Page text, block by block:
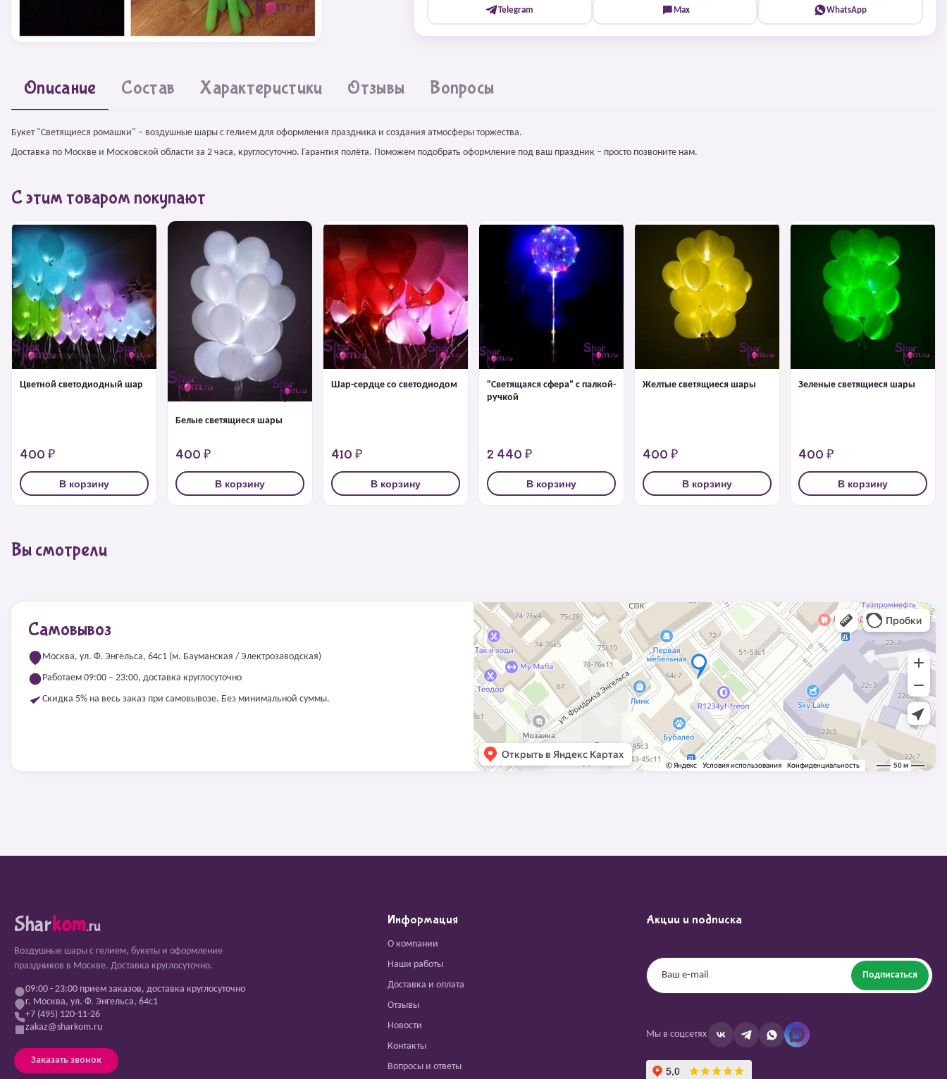
Telegram Max WhatsApp
Описание Состав Характеристики Отзывы Вопросы
Букет "Светящиеся ромашки" – воздушные шары с гелием для оформления праздника и создания атмосферы торжества.
Доставка по Москве и Московской области за 2 часа, круглосуточно. Гарантия полёта. Поможем подобрать оформление под ваш праздник – просто позвоните нам.
С этим товаром покупают
Цветной светодиодный шар
400 ₽
В корзину
Белые светящиеся шары
400 ₽
В корзину
Шар-сердце со светодиодом
410 ₽
В корзину
"Светящаяся сфера" с палкой-
ручкой
2 440 ₽
В корзину
Желтые светящиеся шары
400 ₽
В корзину
Зеленые светящиеся шары
400 ₽
В корзину
Вы смотрели
Самовывоз
Москва, ул. Ф. Энгельса, 64с1 (м. Бауманская / Электрозаводская)
Работаем 09:00 – 23:00, доставка круглосуточно
Скидка 5% на весь заказ при самовывозе. Без минимальной суммы.
Sharkom.ru
Воздушные шары с гелием, букеты и оформление
праздников в Москве. Доставка круглосуточно.
09:00 - 23:00 прием заказов, доставка круглосуточно
г. Москва, ул. Ф. Энгельса, 64с1
+7 (495) 120-11-26
zakaz@sharkom.ru
Заказать звонок
Информация
О компании
Наши работы
Доставка и оплата
Отзывы
Новости
Контакты
Вопросы и ответы
Акции и подписка
Подписаться
Мы в соцсетях